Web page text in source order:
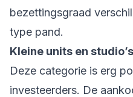
bezettingsgraad
type pand.
Kleine units en studio’s
Deze categorie is erg
investeerders. De